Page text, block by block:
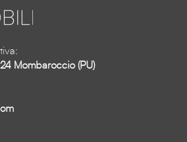
Mombaroccio (PU)